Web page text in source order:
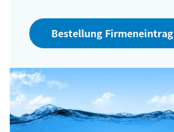
Bestellung Firmeneintrag